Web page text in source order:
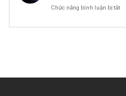
tự
Chức năng bình luận bị tắt
ra